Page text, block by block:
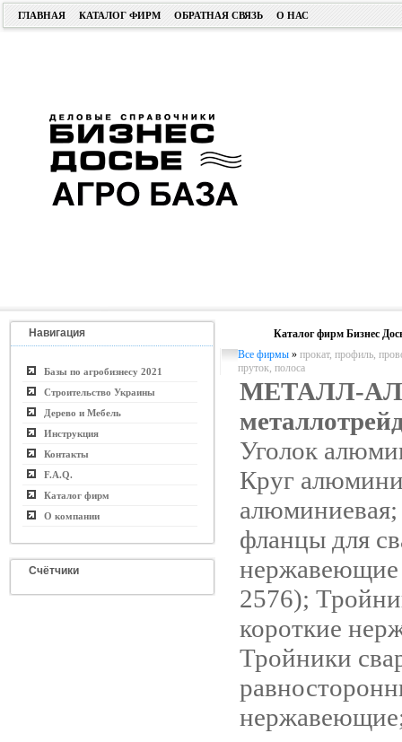
ГЛАВНАЯ КАТАЛОГ ФИРМ ОБРАТНАЯ СВЯЗЬ О НАС
Навигация
Базы по агробизнесу 2021
Строительство Украины
Дерево и Мебель
Инструкция
Контакты
F.A.Q.
Каталог фирм
О компании
Счётчики
Каталог фирм Бизнес
Все фирмы » прокат, профиль,
пруток, полоса
МЕТАЛЛ-
Уголок
Круг
фланцы для
2576);
короткие
Тройники